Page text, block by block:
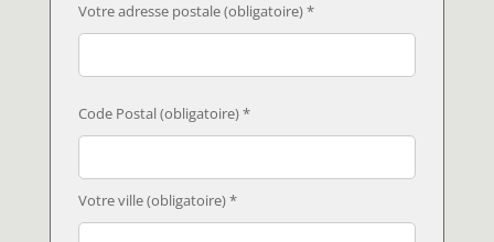
Votre adresse postale (obligatoire) *
Code Postal (obligatoire) *
Votre ville (obligatoire) *